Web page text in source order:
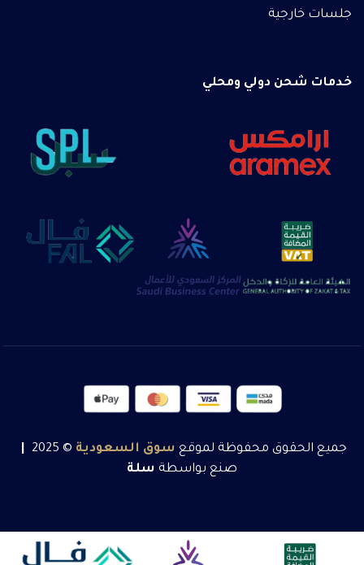
جلسات خارجية
خدمات شحن دولي ومحلي
جميع الحقوق محفوظة لموقع سوق السعودية © 2025
صنع بواسطة سلة